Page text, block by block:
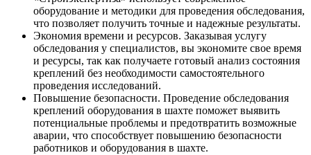
оборудование и методики для проведения обследования,
что позволяет получить точные и надежные результаты.
Экономия времени и ресурсов. Заказывая услугу
обследования у специалистов, вы экономите свое время
и ресурсы, так как получаете готовый анализ состояния
креплений без необходимости самостоятельного
проведения исследований.
Повышение безопасности. Проведение обследования
креплений оборудования в шахте поможет выявить
потенциальные проблемы и предотвратить возможные
аварии, что способствует повышению безопасности
работников и оборудования в шахте.